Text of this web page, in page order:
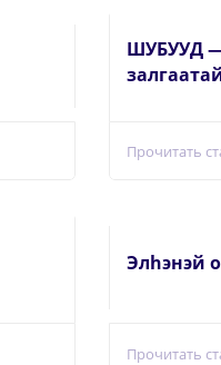
ШУБУУД —
Прочитать
Элhэнэй
Прочитать